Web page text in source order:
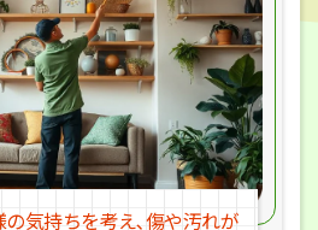
気持ちを考え､傷や汚れが